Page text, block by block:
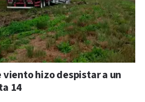
viento hizo despistar a un
14